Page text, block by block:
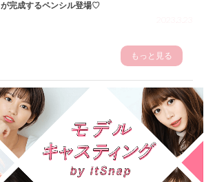
が完成するペンシル登場♡
もっと見る